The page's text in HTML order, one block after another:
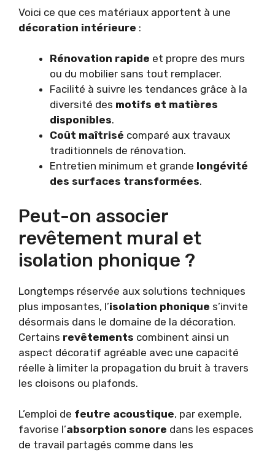
Voici ce que ces matériaux apportent à une
décoration intérieure :
Rénovation rapide et propre des murs
ou du mobilier sans tout remplacer.
Facilité à suivre les tendances grâce à la
diversité des motifs et matières
disponibles.
Coût maîtrisé comparé aux travaux
traditionnels de rénovation.
Entretien minimum et grande longévité
des surfaces transformées.
Peut-on associer
revêtement mural et
isolation phonique ?
Longtemps réservée aux solutions techniques
plus imposantes, l’isolation phonique s’invite
désormais dans le domaine de la décoration.
Certains revêtements combinent ainsi un
aspect décoratif agréable avec une capacité
réelle à limiter la propagation du bruit à travers
les cloisons ou plafonds.
L’emploi de feutre acoustique, par exemple,
favorise l’absorption sonore dans les espaces
de travail partagés comme dans les